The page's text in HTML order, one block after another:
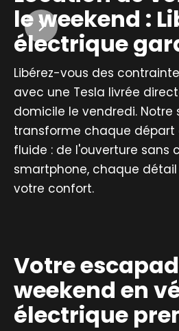
le weekend :
électrique
Libérez-vous des
avec une Tesla livrée
domicile le vendredi. Notre
transforme chaque départ
fluide : de l'ouverture sans
smartphone, chaque
votre confort.
Votre
weekend en
électrique